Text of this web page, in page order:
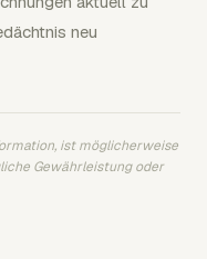
neu
ist möglicherweise
Gewährleistung oder